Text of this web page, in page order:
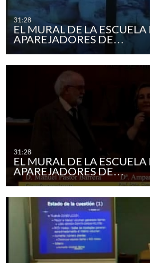
31:28
EL MURAL DE LA ESCUELA
APAREJADORES DE…
31:28
EL MURAL DE LA ESCUELA
APAREJADORES DE…